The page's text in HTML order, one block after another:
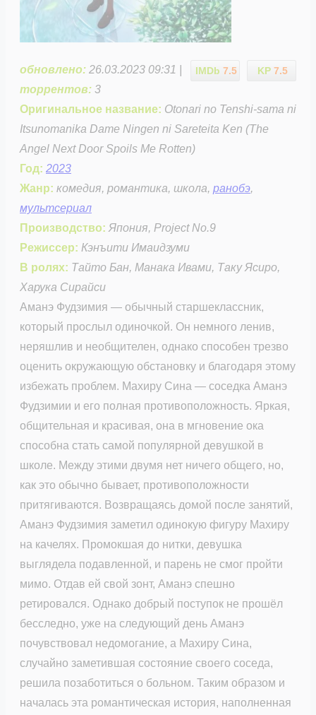
KP 7.5
IMDb 7.5
обновлено: 26.03.2023 09:31 |
торрентов: 3
Оригинальное название: Otonari no Tenshi-sama ni
Itsunomanika Dame Ningen ni Sareteita Ken (The
Angel Next Door Spoils Me Rotten)
Год: 2023
Жанр: комедия, романтика, школа, ранобэ,
мультсериал
Производство: Япония, Project No.9
Режиссер: Кэнъити Имаидзуми
В ролях: Тайто Бан, Манака Ивами, Таку Ясиро,
Харука Сирайси
Аманэ Фудзимия — обычный старшеклассник,
который прослыл одиночкой. Он немного ленив,
неряшлив и необщителен, однако способен трезво
оценить окружающую обстановку и благодаря этому
избежать проблем. Махиру Сина — соседка Аманэ
Фудзимии и его полная противоположность. Яркая,
общительная и красивая, она в мгновение ока
способна стать самой популярной девушкой в
школе. Между этими двумя нет ничего общего, но,
как это обычно бывает, противоположности
притягиваются. Возвращаясь домой после занятий,
Аманэ Фудзимия заметил одинокую фигуру Махиру
на качелях. Промокшая до нитки, девушка
выглядела подавленной, и парень не смог пройти
мимо. Отдав ей свой зонт, Аманэ спешно
ретировался. Однако добрый поступок не прошёл
бесследно, уже на следующий день Аманэ
почувствовал недомогание, а Махиру Сина,
случайно заметившая состояние своего соседа,
решила позаботиться о больном. Таким образом и
началась эта романтическая история, наполненная